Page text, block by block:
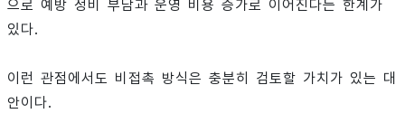
으로 예방 정비 부담과 운영 비용 증가로 이어진다는 한계가
있다.
이런 관점에서도 비접촉 방식은 충분히 검토할 가치가 있는 대
안이다.